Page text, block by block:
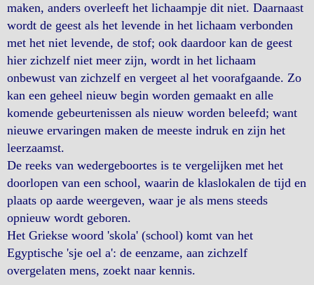
maken, anders overleeft het lichaampje dit niet. Daarnaast
wordt de geest als het levende in het lichaam verbonden
met het niet levende, de stof; ook daardoor kan de geest
hier zichzelf niet meer zijn, wordt in het lichaam
onbewust van zichzelf en vergeet al het voorafgaande. Zo
kan een geheel nieuw begin worden gemaakt en alle
komende gebeurtenissen als nieuw worden beleefd; want
nieuwe ervaringen maken de meeste indruk en zijn het
leerzaamst.
De reeks van wedergeboortes is te vergelijken met het
doorlopen van een school, waarin de klaslokalen de tijd en
plaats op aarde weergeven, waar je als mens steeds
opnieuw wordt geboren.
Het Griekse woord 'skola' (school) komt van het
Egyptische 'sje oel a': de eenzame, aan zichzelf
overgelaten mens, zoekt naar kennis.